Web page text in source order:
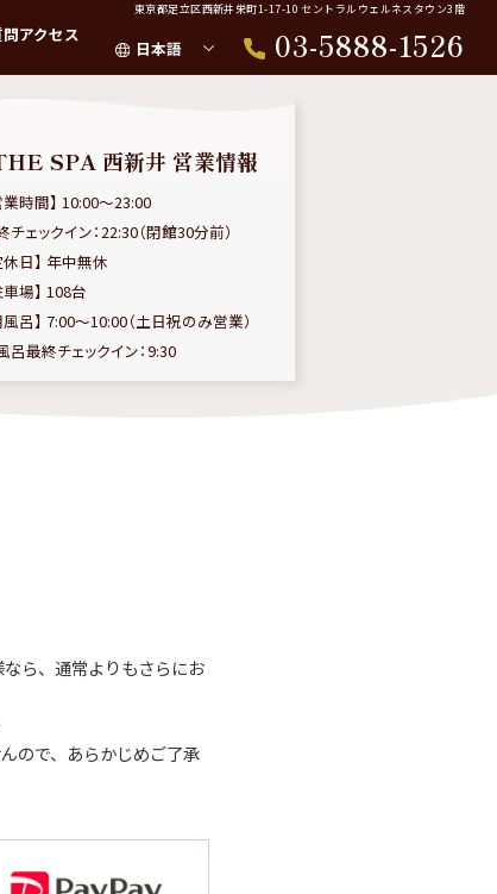
東京都足立区西新井栄町1-17-10 セントラルウェルネスタウン3階
03-5888-1526
日本語
アクセス
SPA 西新井 営業情報
業時間】 10:00～23:00
チェックイン：22:30（閉館30分前）
休日】 年中無休
車場】 108台
風呂】 7:00～10:00（土日祝のみ営業）
呂最終チェックイン：9:30
ら、通常よりもさらにお
ので、あらかじめご了承